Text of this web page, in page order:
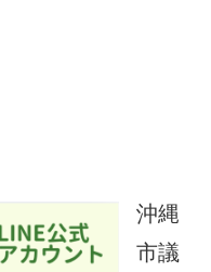
沖縄
市議